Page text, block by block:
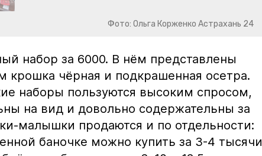
Фото: Ольга Корженко Астрахань 24
набор за 6000. В нём представлены
чёрная и подкрашенная осетра.
наборы пользуются высоким спросом,
на вид и довольно содержательны за
малышки продаются и по отдельности:
баночке можно купить за 3-4 тысячи